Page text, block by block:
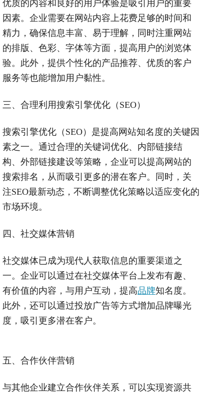
优质的内容和良好的用户体验是吸引用户的重要
因素。企业需要在网站内容上花费足够的时间和
精力，确保信息丰富、易于理解，同时注重网站
的排版、色彩、字体等方面，提高用户的浏览体
验。此外，提供个性化的产品推荐、优质的客户
服务等也能增加用户黏性。
三、合理利用搜索引擎优化（SEO）
搜索引擎优化（SEO）是提高网站知名度的关键因
素之一。通过合理的关键词优化、内部链接结
构、外部链接建设等策略，企业可以提高网站的
搜索排名，从而吸引更多的潜在客户。同时，关
注SEO最新动态，不断调整优化策略以适应变化的
市场环境。
四、社交媒体营销
社交媒体已成为现代人获取信息的重要渠道之
一。企业可以通过在社交媒体平台上发布有趣、
有价值的内容，与用户互动，提高品牌知名度。
此外，还可以通过投放广告等方式增加品牌曝光
度，吸引更多潜在客户。
五、合作伙伴营销
与其他企业建立合作伙伴关系，可以实现资源共